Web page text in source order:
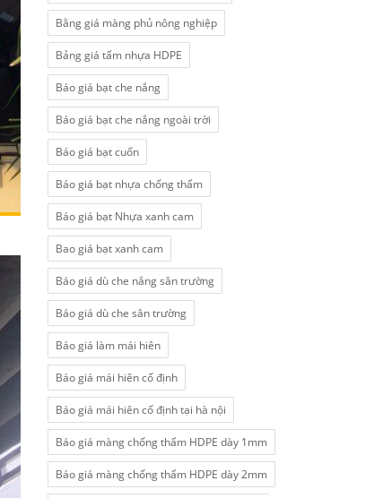
Bằng giá màng phủ nông nghiệp
Bảng giá tấm nhựa HDPE
Báo giá bạt che nắng
Báo giá bạt che nắng ngoài trời
Báo giá bạt cuốn
Báo giá bạt nhựa chống thấm
Báo giá bạt Nhựa xanh cam
Bao giá bạt xanh cam
Báo giá dù che nắng sân trường
Báo giá dù che sân trường
Báo giá làm mái hiên
Báo giá mái hiên cố định
Báo giá mái hiên cố định tại hà nội
Báo giá màng chống thấm HDPE dày 1mm
Báo giá màng chống thấm HDPE dày 2mm